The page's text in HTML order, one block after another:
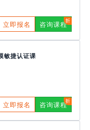
立即报名 咨询课程
敏捷认证课
立即报名 咨询课程